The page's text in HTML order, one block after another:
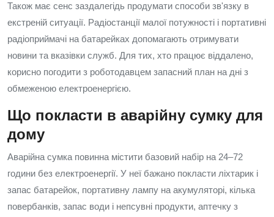
Також має сенс заздалегідь продумати способи зв'язку в
екстреній ситуації. Радіостанції малої потужності і портативні
радіоприймачі на батарейках допомагають отримувати
новини та вказівки служб. Для тих, хто працює віддалено,
корисно погодити з роботодавцем запасний план на дні з
обмеженою електроенергією.
Що покласти в аварійну сумку для
дому
Аварійна сумка повинна містити базовий набір на 24–72
години без електроенергії. У неї бажано покласти ліхтарик і
запас батарейок, портативну лампу на акумуляторі, кілька
повербанків, запас води і непсувні продукти, аптечку з